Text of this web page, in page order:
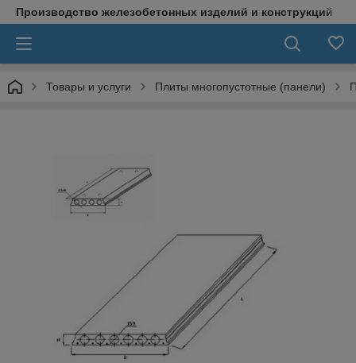
Производство железобетонных изделий и конструкций
Товары и услуги Плиты многопустотные (панели)